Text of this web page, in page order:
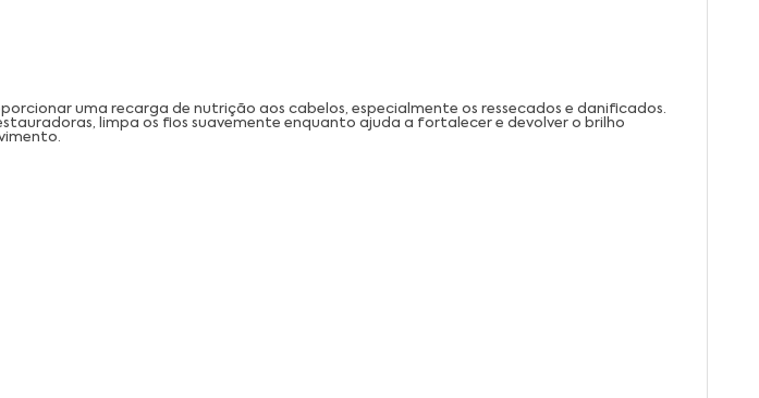
uma recarga de nutrição aos cabelos, especialmente os ressecados e danificados.
limpa os fios suavemente enquanto ajuda a fortalecer e devolver o brilho